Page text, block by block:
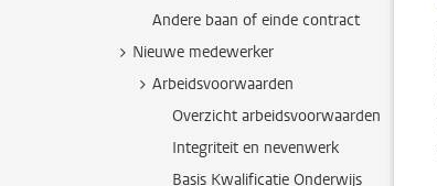
Andere baan of einde contract
Nieuwe medewerker
Arbeidsvoorwaarden
Overzicht arbeidsvoorwaarden
Integriteit en nevenwerk
Basis Kwalificatie Onderwijs